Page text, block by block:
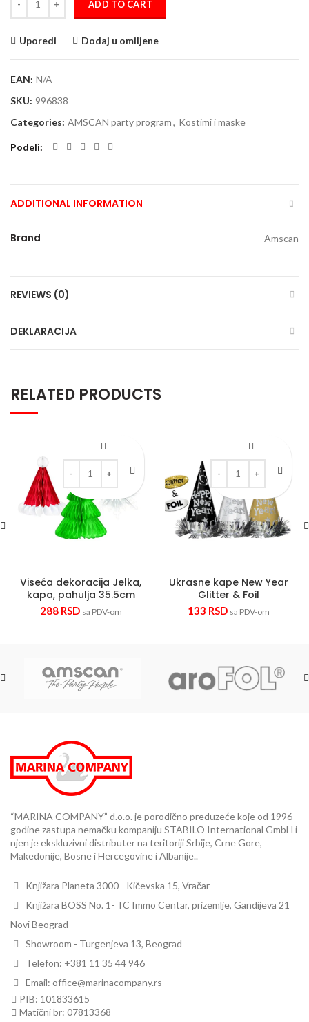
ADD TO CART
Uporedi Dodaj u omiljene
EAN: N/A
SKU: 996838
Categories: AMSCAN party program, Kostimi i maske
Podeli
ADDITIONAL INFORMATION
Brand Amscan
REVIEWS (0)
DEKLARACIJA
RELATED PRODUCTS
Viseća dekoracija Jelka,
kapa, pahulja 35.5cm
288 RSD sa PDV-om
Viseća dekoracija Jelka, kapa, pahulja 35.5cm quantity
Ukrasne kape New Year
Glitter & Foil
133 RSD sa PDV-om
Ukrasne kape New
“MARINA COMPANY” d.o.o. je porodično preduzeće koje od 1996
godine zastupa nemačku kompaniju STABILO International GmbH i
njen je ekskluzivni distributer na teritoriji Srbije, Crne Gore,
Makedonije, Bosne i Hercegovine i Albanije..
Knjižara Planeta 3000 - Kičevska 15, Vračar
Knjižara BOSS No. 1- TC Immo Centar, prizemlje, Gandijeva 21
Novi Beograd
Showroom - Turgenjeva 13, Beograd
Telefon: +381 11 35 44 946
Email: office@marinacompany.rs
PIB: 101833615
Matični br: 07813368